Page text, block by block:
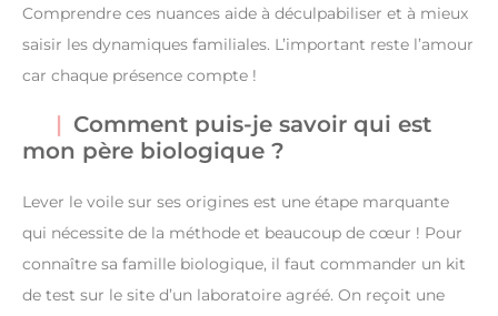
Comprendre ces nuances aide à déculpabiliser et à mieux
saisir les dynamiques familiales. L’important reste l’amour
car chaque présence compte !
Comment puis-je savoir qui est
mon père biologique ?
Lever le voile sur ses origines est une étape marquante
qui nécessite de la méthode et beaucoup de cœur ! Pour
connaître sa famille biologique, il faut commander un kit
de test sur le site d’un laboratoire agréé. On reçoit une